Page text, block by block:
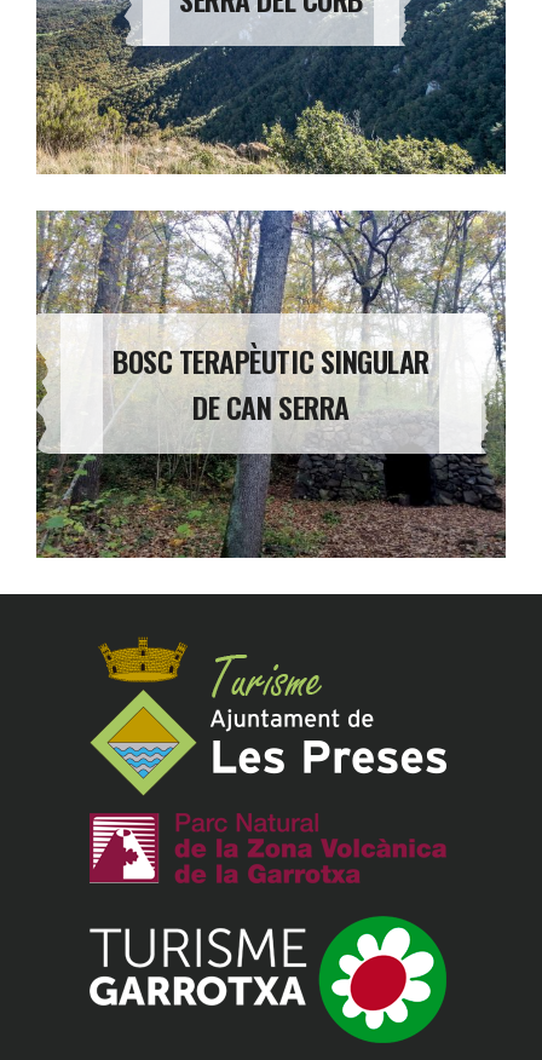
BOSC TERAPÈUTIC SINGULAR
DE CAN SERRA